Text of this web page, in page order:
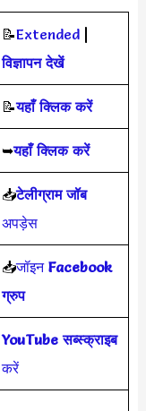
📝Extended|
विज्ञापन देखें
📝यहाँ क्लिक करें
➥यहाँ क्लिक करें
📥टेलीग्राम जॉब
अपड़ेस
📥जॉइन Facebook
ग्रुप
YouTube सब्स्क्राइब
करें